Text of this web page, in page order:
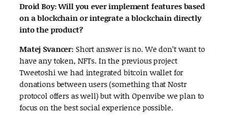
Droid Boy: Will you ever implement features based
on a blockchain or integrate a blockchain directly
into the product?
Matej Svancer: Short answer is no. We don’t want to
have any token, NFTs. In the previous project
Tweetoshi we had integrated bitcoin wallet for
donations between users (something that Nostr
protocol offers as well) but with Openvibe we plan to
focus on the best social experience possible.